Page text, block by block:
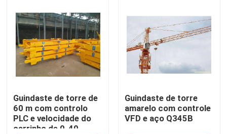
Produtos
Vídeos
Quem Somos
Fábrica
Guindaste de torre de
60 m com controlo
PLC e velocidade do
carrinho de 0-40
Guindaste de torre
amarelo com controle
VFD e aço Q345B